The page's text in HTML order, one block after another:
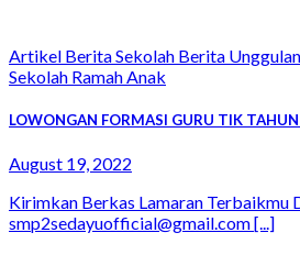
Artikel Berita Sekolah Berita
Sekolah Ramah Anak
LOWONGAN FORMASI GURU TIK
August 19, 2022
Kirimkan Berkas Lamaran Terbaikmu
smp2sedayuofficial@gmail.com [...]